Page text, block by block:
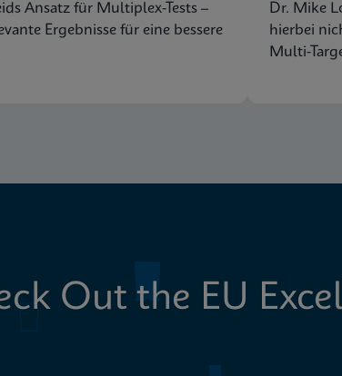
Ansatz für Multiplex-Tests –
Ergebnisse für eine bessere
Dr. Mike
hierbei
Multi-
Out the EU